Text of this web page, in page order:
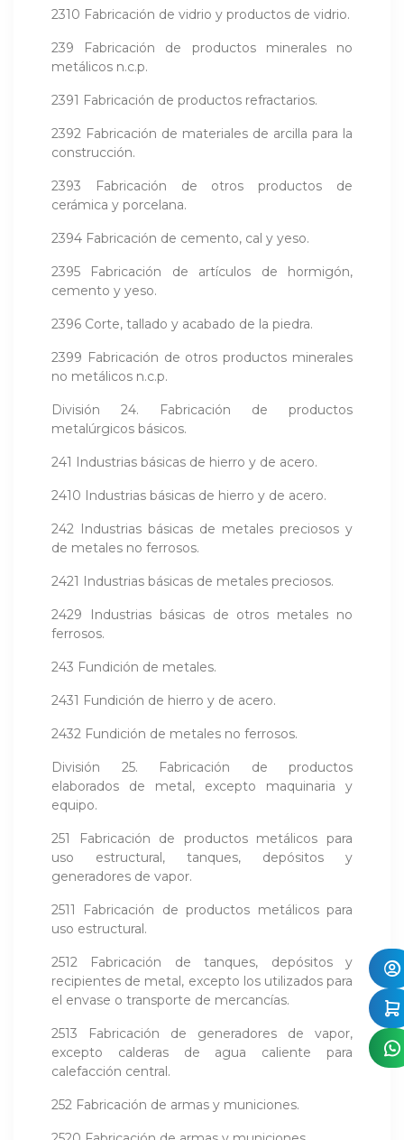
2310 Fabricación de vidrio y productos de vidrio.
239 Fabricación de productos minerales no
metálicos n.c.p.
2391 Fabricación de productos refractarios.
2392 Fabricación de materiales de arcilla para la
construcción.
2393 Fabricación de otros productos de
cerámica y porcelana.
2394 Fabricación de cemento, cal y yeso.
2395 Fabricación de artículos de hormigón,
cemento y yeso.
2396 Corte, tallado y acabado de la piedra.
2399 Fabricación de otros productos minerales
no metálicos n.c.p.
División 24. Fabricación de productos
metalúrgicos básicos.
241 Industrias básicas de hierro y de acero.
2410 Industrias básicas de hierro y de acero.
242 Industrias básicas de metales preciosos y
de metales no ferrosos.
2421 Industrias básicas de metales preciosos.
2429 Industrias básicas de otros metales no
ferrosos.
243 Fundición de metales.
2431 Fundición de hierro y de acero.
2432 Fundición de metales no ferrosos.
División 25. Fabricación de productos
elaborados de metal, excepto maquinaria y
equipo.
251 Fabricación de productos metálicos para
uso estructural, tanques, depósitos y
generadores de vapor.
2511 Fabricación de productos metálicos para
uso estructural.
2512 Fabricación de tanques, depósitos y
recipientes de metal, excepto los utilizados para
el envase o transporte de mercancías.
2513 Fabricación de generadores de vapor,
excepto calderas de agua caliente para
calefacción central.
252 Fabricación de armas y municiones.